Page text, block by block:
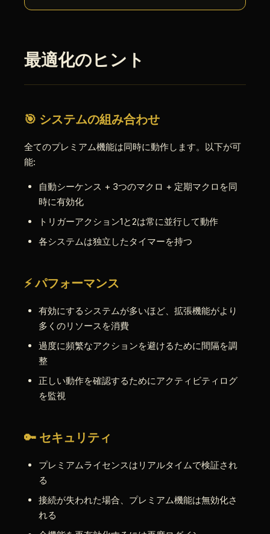
最適化のヒント
🎯 システムの組み合わせ
全てのプレミアム機能は同時に動作します。以下が可
能:
自動シーケンス + 3つのマクロ + 定期マクロを同
時に有効化
トリガーアクション1と2は常に並行して動作
各システムは独立したタイマーを持つ
⚡ パフォーマンス
有効にするシステムが多いほど、拡張機能がより
多くのリソースを消費
過度に頻繁なアクションを避けるために間隔を調
整
正しい動作を確認するためにアクティビティログ
を監視
🔑 セキュリティ
プレミアムライセンスはリアルタイムで検証され
る
接続が失われた場合、プレミアム機能は無効化さ
れる